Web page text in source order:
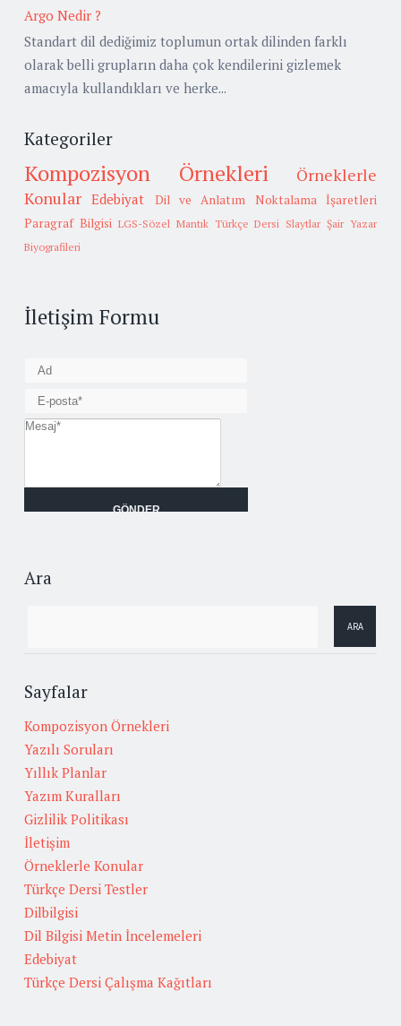
Argo Nedir ?
Standart dil dediğimiz toplumun ortak dilinden farklı
olarak belli grupların daha çok kendilerini gizlemek
amacıyla kullandıkları ve herke...
Kategoriler
Kompozisyon Örnekleri
Örneklerle
Konular Edebiyat Dil ve Anlatım
Noktalama İşaretleri
Paragraf Bilgisi LGS-Sözel Mantık Türkçe Dersi Slaytlar Şair Yazar
Biyografileri
İletişim Formu
Ara
Sayfalar
Kompozisyon Örnekleri
Yazılı Soruları
Yıllık Planlar
Yazım Kuralları
Gizlilik Politikası
İletişim
Örneklerle Konular
Türkçe Dersi Testler
Dilbilgisi
Dil Bilgisi Metin İncelemeleri
Edebiyat
Türkçe Dersi Çalışma Kağıtları